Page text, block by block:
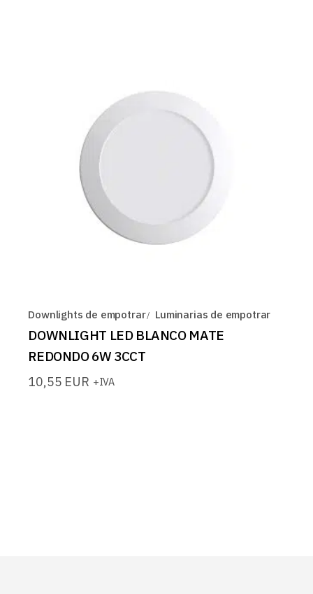
Downlights de empotrar Luminarias de empotrar
DOWNLIGHT LED BLANCO MATE
REDONDO 6W 3CCT
10,55 EUR +IVA